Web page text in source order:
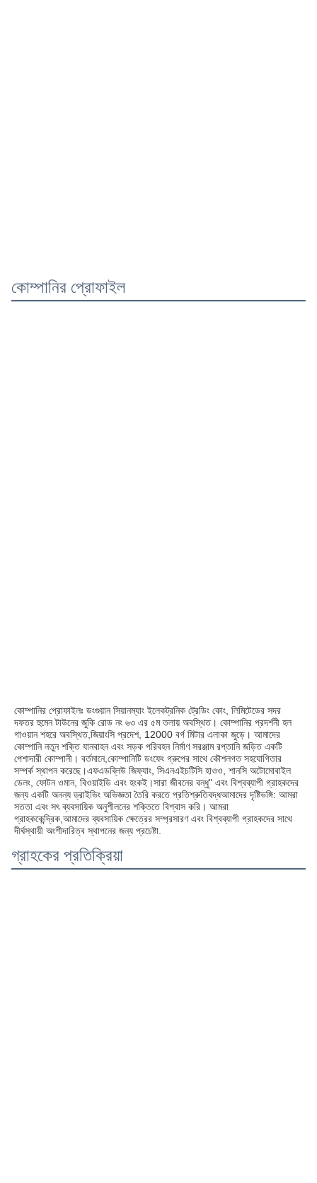
কোম্পানির প্রোফাইল
কোম্পানির প্রোফাইলঃ ডংগুয়ান সিয়ানম্যাং ইলেকট্রনিক ট্রেডিং কোং, লিমিটেডের সদর
দফতর হুমেন টাউনের জুকি রোড নং ৬৩ এর ৫ম তলায় অবস্থিত। কোম্পানির প্রদর্শনী হল
গাওয়ান শহরে অবস্থিত,জিয়াংসি প্রদেশ, 12000 বর্গ মিটার এলাকা জুড়ে। আমাদের
কোম্পানি নতুন শক্তি যানবাহন এবং সড়ক পরিবহন নির্মাণ সরঞ্জাম রপ্তানি জড়িত একটি
পেশাদারী কোম্পানী। বর্তমানে,কোম্পানিটি ডংফেং গ্রুপের সাথে কৌশলগত সহযোগিতার
সম্পর্ক স্থাপন করেছে।এফএডব্লিউ জিফ্যাং, সিএনএইচটিসি হাওও, শানসি অটোমোবাইল
ডেলং, ফোটন ওমান, বিওয়াইডি এবং হংকই।সারা জীবনের বন্ধু" এবং বিশ্বব্যাপী গ্রাহকদের
জন্য একটি অনন্য ড্রাইভিং অভিজ্ঞতা তৈরি করতে প্রতিশ্রুতিবদ্ধআমাদের দৃষ্টিভঙ্গি: আমরা
সততা এবং সৎ ব্যবসায়িক অনুশীলনের শক্তিতে বিশ্বাস করি। আমরা
গ্রাহককেন্দ্রিক,আমাদের ব্যবসায়িক ক্ষেত্রের সম্প্রসারণ এবং বিশ্বব্যাপী গ্রাহকদের সাথে
দীর্ঘস্থায়ী অংশীদারিত্ব স্থাপনের জন্য প্রচেষ্টা.
গ্রাহকের প্রতিক্রিয়া